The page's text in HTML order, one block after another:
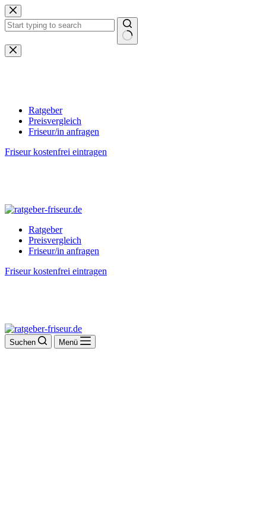
Zum
Inhalt
springen
Keine
Ergebnisse
Ratgeber
Preisvergleich
Friseur/in anfragen
Friseur kostenfrei eintragen
Ratgeber
Preisvergleich
Friseur/in anfragen
Friseur kostenfrei eintragen
Suchen Menü